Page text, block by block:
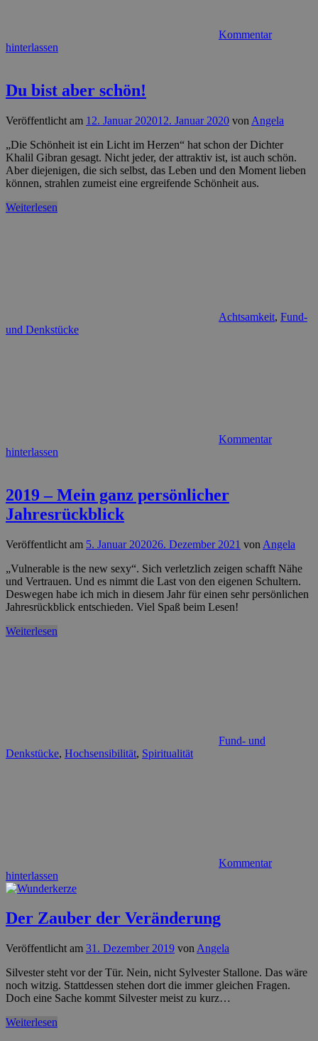
Kommentar
hinterlassen
Du bist aber schön!
Veröffentlicht am 12. Januar 202012. Januar 2020 von Angela
„Die Schönheit ist ein Licht im Herzen“ hat schon der Dichter
Khalil Gibran gesagt. Nicht jeder, der attraktiv ist, ist auch schön.
Aber diejenigen, die sich selbst, das Leben und den Moment lieben
können, strahlen zumeist eine ergreifende Schönheit aus.
Weiterlesen
Achtsamkeit, Fund-
und Denkstücke
Kommentar
hinterlassen
2019 – Mein ganz persönlicher
Jahresrückblick
Veröffentlicht am 5. Januar 202026. Dezember 2021 von Angela
„Vulnerable is the new sexy“. Sich verletzlich zeigen schafft Nähe
und Vertrauen. Und es nimmt die Last von den eigenen Schultern.
Deswegen habe ich mich in diesem Jahr für einen sehr persönlichen
Jahresrückblick entschieden. Viel Spaß beim Lesen!
Weiterlesen
Fund- und
Denkstücke, Hochsensibilität, Spiritualität
Kommentar
hinterlassen
Der Zauber der Veränderung
Veröffentlicht am 31. Dezember 2019 von Angela
Silvester steht vor der Tür. Nein, nicht Sylvester Stallone. Das wäre
noch witzig. Stattdessen stehen dort die immer gleichen Fragen.
Doch eine Sache kommt Silvester meist zu kurz…
Weiterlesen